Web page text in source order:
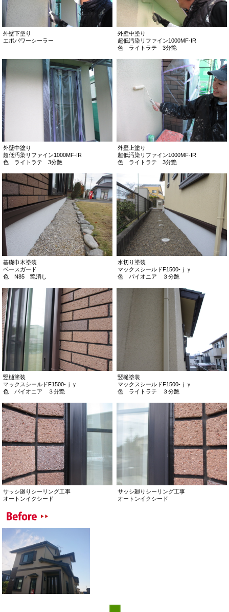
外壁下塗り
エポパワーシーラー
外壁中塗り
超低汚染リファイン1000MF-IR
色 ライトラテ 3分艶
外壁中塗り
超低汚染リファイン1000MF-IR
色 ライトラテ 3分艶
外壁上塗り
超低汚染リファイン1000MF-IR
色 ライトラテ 3分艶
基礎巾木塗装
ベースガード
色 N85 艶消し
水切り塗装
マックスシールドF1500-ｊｙ
色 パイオニア ３分艶
竪樋塗装
マックスシールドF1500-ｊｙ
色 パイオニア ３分艶
竪樋塗装
マックスシールドF1500-ｊｙ
色 ライトラテ ３分艶
サッシ廻りシーリング工事
オートンイクシード
サッシ廻りシーリング工事
オートンイクシード